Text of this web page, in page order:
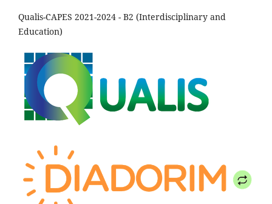
Qualis-CAPES 2021-2024 - B2 (Interdisciplinary and
Education)